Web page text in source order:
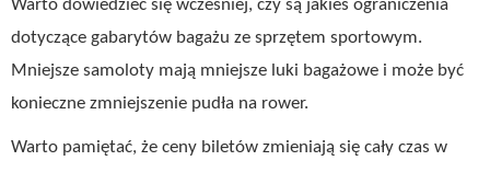
Warto dowiedzieć się wcześniej, czy są jakieś ograniczenia
dotyczące gabarytów bagażu ze sprzętem sportowym.
Mniejsze samoloty mają mniejsze luki bagażowe i może być
konieczne zmniejszenie pudła na rower.
Warto pamiętać, że ceny biletów zmieniają się cały czas w